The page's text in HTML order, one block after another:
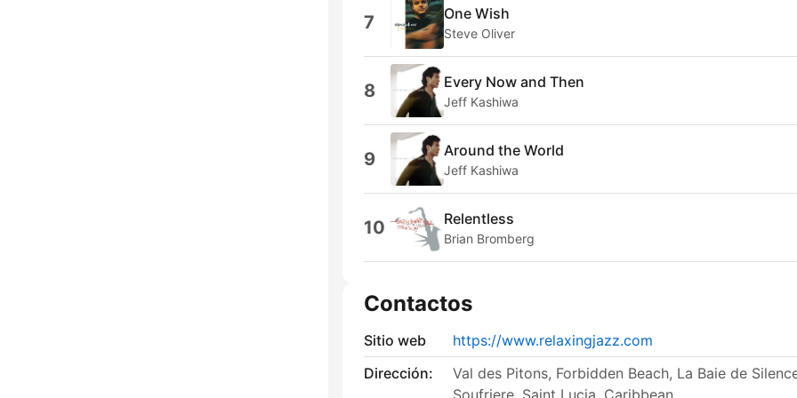
7 One Wish
Steve Oliver
8 Every Now and Then
Jeff Kashiwa
9 Around the World
Jeff Kashiwa
10 Relentless
Brian Bromberg
Contactos
Sitio web
https://www.relaxingjazz.com
Dirección:
Val des Pitons, Forbidden Beach, La Baie de